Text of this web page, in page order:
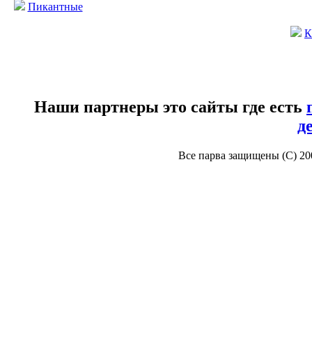
Пикантные
Наши партнеры это сайты где есть
Все парва защищены (С)